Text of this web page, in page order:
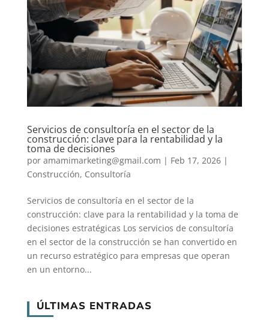
Servicios de consultoría en el sector de la
construcción: clave para la rentabilidad y la
toma de decisiones
por amamimarketing@gmail.com | Feb 17, 2026|
Construcción, Consultoría
Servicios de consultoría en el sector de la
construcción: clave para la rentabilidad y la toma de
decisiones estratégicas Los servicios de consultoría
en el sector de la construcción se han convertido en
un recurso estratégico para empresas que operan
en un entorno...
ÚLTIMAS ENTRADAS